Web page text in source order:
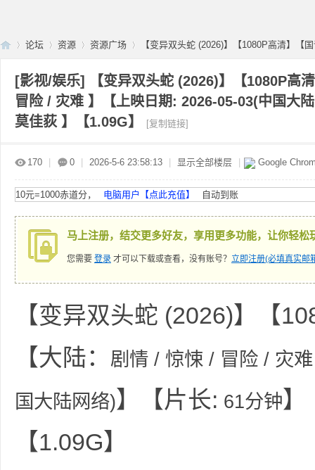
论坛 资源
›
资源广场
›
【变异双头蛇 (2026)】【1080P高清】【
[影视/娱乐]
【变异双头蛇 (2026)】【1080P高
冒险 / 灾难 】【上映日期: 2026-05-03(中国大
莫佳荻 】【1.09G】
[复制链接]
170 0 2026-5-6 23:58:13 显示全部楼层 Google
10元=1000赤道分， 电脑用户【点此充值】 自动到账
马上注册，结交更多好友，享用更多功能，让你轻松
您需要 登录 才可以下载或查看，没有账号？ 立即注册(必填真实邮
【变异双头蛇 (2026)】【
【大陆：
剧情 / 惊悚 / 冒险 / 灾难
国大陆网络)】【片长: 61分钟】
【1.09G】